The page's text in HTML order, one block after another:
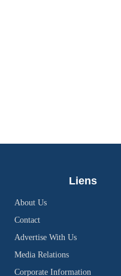
Liens
About Us
Contact
Advertise With Us
Media Relations
Corporate Information